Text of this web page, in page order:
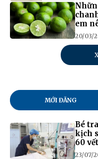
em
20/03/
MỚI ĐĂNG
Bé
kịch
60 vết
23/07/